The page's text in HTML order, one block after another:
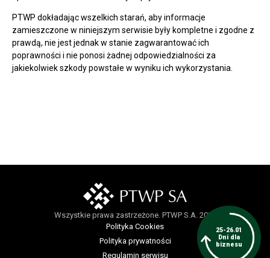
25-26.01
Dni dla
biznesu
PTWP dokładając wszelkich starań, aby informacje
zamieszczone w niniejszym serwisie były kompletne i zgodne z
prawdą, nie jest jednak w stanie zagwarantować ich
poprawności i nie ponosi żadnej odpowiedzialności za
jakiekolwiek szkody powstałe w wyniku ich wykorzystania.
Wszystkie prawa zastrzeżone. PTWP S.A. 2024
Polityka Cookies
Polityka prywatności
Regulamin serwisu